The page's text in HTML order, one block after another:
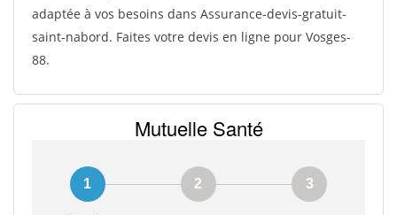
adaptée à vos besoins dans Assurance-devis-gratuit-
saint-nabord. Faites votre devis en ligne pour Vosges-
88.